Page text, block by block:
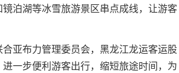
泊湖等冰雪旅游景区串点成线，让游客
亚布力管理委员会，黑龙江龙运客运股
一步便利游客出行，缩短旅途时间，为